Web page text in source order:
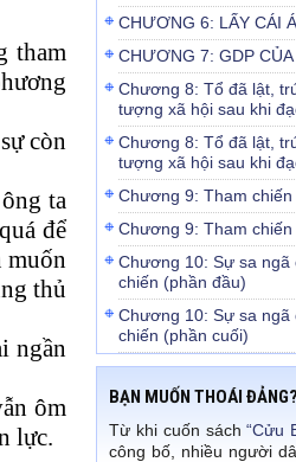
tham
còn
ta
để
muốn
thủ
ngần
ôm
lực.
CHƯƠNG 6: LẤY CÁI
CHƯƠNG 7: GDP
Chương 8: Tổ đã lật,
tượng xã hội sau khi
Chương 8: Tổ đã lật,
tượng xã hội sau khi
Chương 9: Tham chiến
Chương 9: Tham chiến
Chương 10: Sự sa ngã
chiến (phần đầu)
Chương 10: Sự sa ngã
chiến (phần cuối)
BẠN MUỐN THOÁI ĐẢNG?
Từ khi cuốn sách“Cửu
công bố, nhiều người